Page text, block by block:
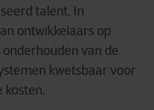
talent. In
ontwikkelaars op
onderhoudenvan de
kwetsbaar voor
kosten.